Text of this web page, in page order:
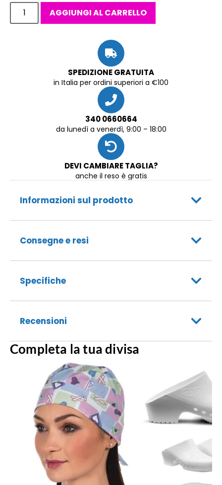
AGGIUNGI AL CARRELLO
SPEDIZIONE GRATUITA
in Italia per ordini superiori a €100
340 0660664
da lunedì a venerdì, 9:00 – 18:00
DEVI CAMBIARE TAGLIA?
anche il reso è gratis
Informazioni sul prodotto
Consegne e resi
Specifiche
Recensioni
Completa la tua divisa